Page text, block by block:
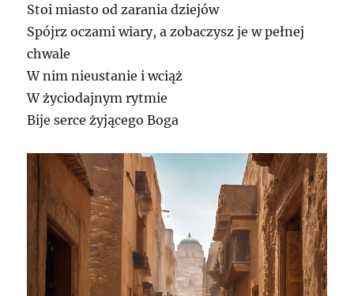
Stoi miasto od zarania dziejów
Spójrz oczami wiary, a zobaczysz je w pełnej
chwale
W nim nieustanie i wciąż
W życiodajnym rytmie
Bije serce żyjącego Boga